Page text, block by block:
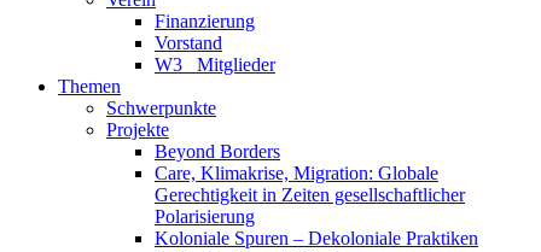
Finanzierung
Vorstand
W3_ Mitglieder
Themen
Schwerpunkte
Projekte
Beyond Borders
Care, Klimakrise, Migration: Globale
Gerechtigkeit in Zeiten gesellschaftlicher
Polarisierung
Koloniale Spuren – Dekoloniale Praktiken